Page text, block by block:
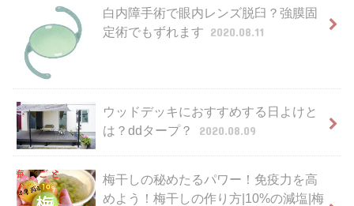
白内障手術で眼内レンズ脱臼？強膜固
定術でもずれます 2020.08.11
ウッドデッキにおすすめする日よけと
は？ddタープ？
2020.08.09
梅干しの秘めたるパワー！免疫力を高
めよう！梅干しの作り方|10%の減塩|梅